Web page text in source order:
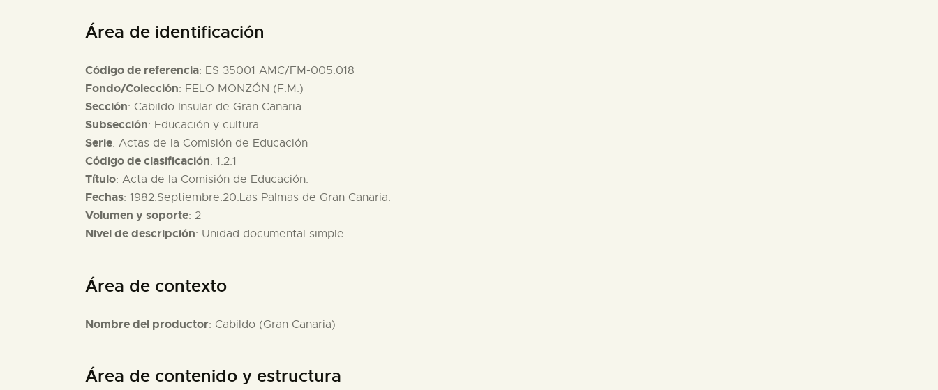
Área de identificación
Código de referencia: ES 35001 AMC/FM-005.018
Fondo/Colección: FELO MONZÓN (F.M.)
Sección: Cabildo Insular de Gran Canaria
Subsección: Educación y cultura
Serie: Actas de la Comisión de Educación
Código de clasificación: 1.2.1
Título: Acta de la Comisión de Educación.
Fechas: 1982.Septiembre.20.Las Palmas de Gran Canaria.
Volumen y soporte: 2
Nivel de descripción: Unidad documental simple
Área de contexto
Nombre del productor: Cabildo (Gran Canaria)
Área de contenido y estructura